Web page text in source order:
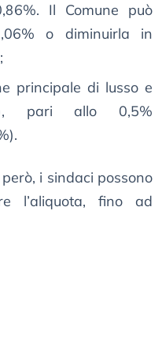
Il Comune può
o diminuirla in
principale di lusso e
pari allo 0,5%
i sindaci possono
l’aliquota, fino ad